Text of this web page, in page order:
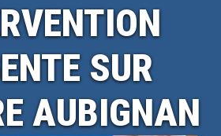
SUR
AUBIGNAN